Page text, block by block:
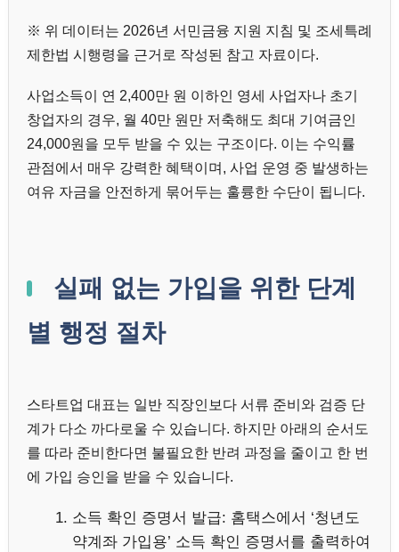
※ 위 데이터는 2026년 서민금융 지원 지침 및 조세특례
제한법 시행령을 근거로 작성된 참고 자료이다.
사업소득이 연 2,400만 원 이하인 영세 사업자나 초기
창업자의 경우, 월 40만 원만 저축해도 최대 기여금인
24,000원을 모두 받을 수 있는 구조이다. 이는 수익률
관점에서 매우 강력한 혜택이며, 사업 운영 중 발생하는
여유 자금을 안전하게 묶어두는 훌륭한 수단이 됩니다.
실패 없는 가입을 위한 단계
별 행정 절차
스타트업 대표는 일반 직장인보다 서류 준비와 검증 단
계가 다소 까다로울 수 있습니다. 하지만 아래의 순서도
를 따라 준비한다면 불필요한 반려 과정을 줄이고 한 번
에 가입 승인을 받을 수 있습니다.
소득 확인 증명서 발급: 홈택스에서 ‘청년도
약계좌 가입용’ 소득 확인 증명서를 출력하여